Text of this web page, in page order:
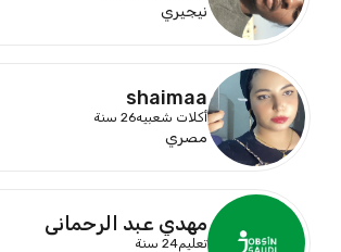
نيجيري
shaimaa
أكلات شعبيه26 سنة
مصري
مهدي عبد الرحماني
تعليم24 سنة